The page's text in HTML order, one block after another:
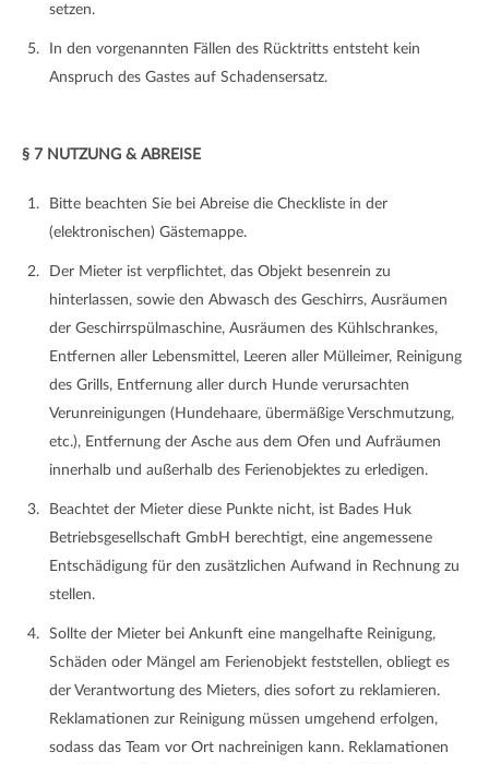
setzen.
In den vorgenannten Fällen des Rücktritts entsteht kein
Anspruch des Gastes auf Schadensersatz.
§ 7 NUTZUNG & ABREISE
Bitte beachten Sie bei Abreise die Checkliste in der
(elektronischen) Gästemappe.
Der Mieter ist verpflichtet, das Objekt besenrein zu
hinterlassen, sowie den Abwasch des Geschirrs, Ausräumen
der Geschirrspülmaschine, Ausräumen des Kühlschrankes,
Entfernen aller Lebensmittel, Leeren aller Mülleimer, Reinigung
des Grills, Entfernung aller durch Hunde verursachten
Verunreinigungen (Hundehaare, übermäßige Verschmutzung,
etc.), Entfernung der Asche aus dem Ofen und Aufräumen
innerhalb und außerhalb des Ferienobjektes zu erledigen.
Beachtet der Mieter diese Punkte nicht, ist Bades Huk
Betriebsgesellschaft GmbH berechtigt, eine angemessene
Entschädigung für den zusätzlichen Aufwand in Rechnung zu
stellen.
Sollte der Mieter bei Ankunft eine mangelhafte Reinigung,
Schäden oder Mängel am Ferienobjekt feststellen, obliegt es
der Verantwortung des Mieters, dies sofort zu reklamieren.
Reklamationen zur Reinigung müssen umgehend erfolgen,
sodass das Team vor Ort nachreinigen kann. Reklamationen